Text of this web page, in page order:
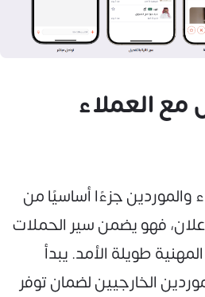
مع العملاء
والموردين جزءًا أساسيًا من
فهو يضمن سير الحملات
طويلة الأمد. يبدأ
الخارجيين لضمان توفر